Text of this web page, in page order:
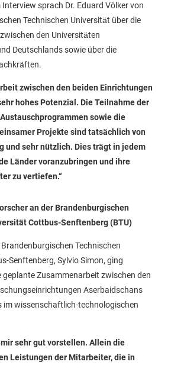
sprach Dr. Eduard Völker von
Technischen Universität über die
den Universitäten
Deutschlands sowie über die
zwischen den beiden Einrichtungen
hohes Potenzial. Die Teilnahme der
sowie die
Projekte sind tatsächlich von
und sehr nützlich. Dies trägt in jedem
Länder voranzubringen und ihre
zu vertiefen.“
an der Brandenburgischen
Cottbus-Senftenberg (BTU)
Technischen
Senftenberg, Sylvio Simon, ging
geplante Zusammenarbeit zwischen den
Aserbaidschans
im wissenschaftlich-technologischen
mir sehr gut vorstellen. Allein die
Leistungen der Mitarbeiter, die in